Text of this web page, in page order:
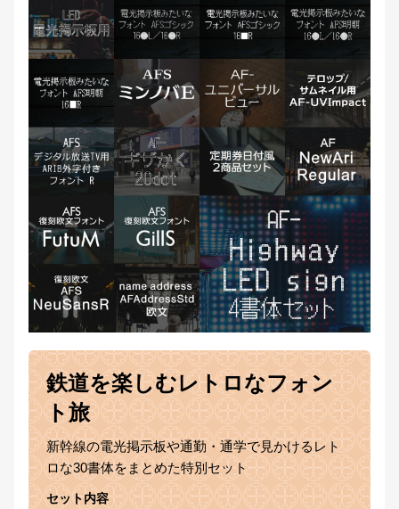
鉄道を楽しむレトロなフォン
ト旅
新幹線の電光掲示板や通勤・通学で見かけるレト
ロな30書体をまとめた特別セット
セット内容